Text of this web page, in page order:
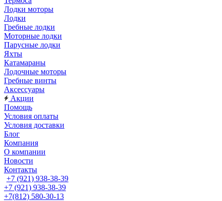
Лодки моторы
Лодки
Гребные лодки
Моторные лодки
Парусные лодки
Яхты
Катамараны
Лодочные моторы
Гребные винты
Аксессуары
Акции
Помощь
Условия оплаты
Условия доставки
Блог
Компания
О компании
Новости
Контакты
+7 (921) 938-38-39
+7 (921) 938-38-39
+7(812) 580-30-13